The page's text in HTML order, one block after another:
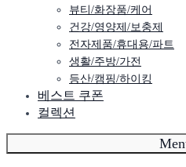
뷰티/화장품/케어
건강/영양제/보충제
전자제품/휴대용/파트
생활/주방/가전
등산/캠핑/하이킹
베스트 쿠폰
컬렉션